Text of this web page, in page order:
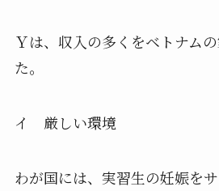
Ｙは、収入の多くをベトナム
た。
イ 厳しい環境
わが国には、実習生の妊娠を